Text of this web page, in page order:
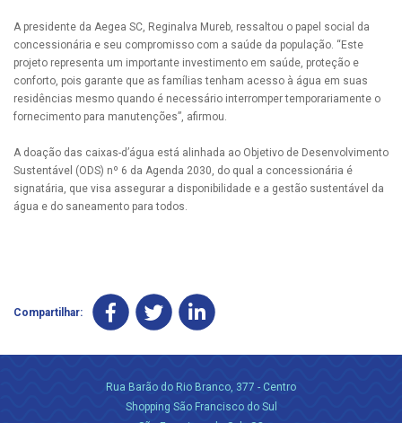
A presidente da Aegea SC, Reginalva Mureb, ressaltou o papel social da
concessionária e seu compromisso com a saúde da população. “Este
projeto representa um importante investimento em saúde, proteção e
conforto, pois garante que as famílias tenham acesso à água em suas
residências mesmo quando é necessário interromper temporariamente o
fornecimento para manutenções”, afirmou.
A doação das caixas-d’água está alinhada ao Objetivo de Desenvolvimento
Sustentável (ODS) nº 6 da Agenda 2030, do qual a concessionária é
signatária, que visa assegurar a disponibilidade e a gestão sustentável da
água e do saneamento para todos.
Compartilhar:
Rua Barão do Rio Branco, 377 - Centro
Shopping São Francisco do Sul